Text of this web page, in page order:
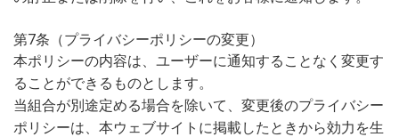
第7条（プライバシーポリシーの変更）
本ポリシーの内容は、ユーザーに通知することなく変更す
ることができるものとします。
当組合が別途定める場合を除いて、変更後のプライバシー
ポリシーは、本ウェブサイトに掲載したときから効力を生